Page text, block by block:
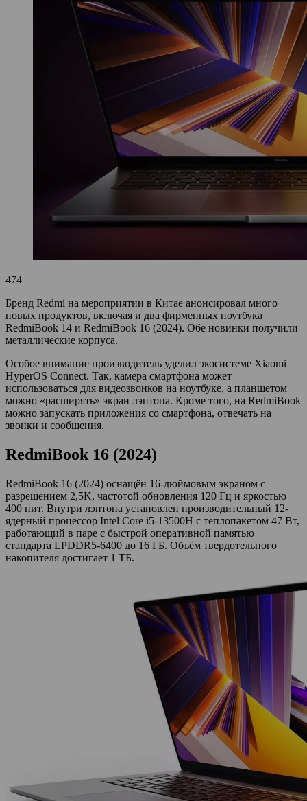
474
Бренд Redmi на мероприятии в Китае анонсировал много
новых продуктов, включая и два фирменных ноутбука
RedmiBook 14 и RedmiBook 16 (2024). Обе новинки получили
металлические корпуса.
Особое внимание производитель уделил экосистеме Xiaomi
HyperOS Connect. Так, камера смартфона может
использоваться для видеозвонков на ноутбуке, а планшетом
можно «расширять» экран лэптопа. Кроме того, на RedmiBook
можно запускать приложения со смартфона, отвечать на
звонки и сообщения.
RedmiBook 16 (2024)
RedmiBook 16 (2024) оснащён 16-дюймовым экраном с
разрешением 2,5K, частотой обновления 120 Гц и яркостью
400 нит. Внутри лэптопа установлен производительный 12-
ядерный процессор Intel Core i5-13500H с теплопакетом 47 Вт,
работающий в паре с быстрой оперативной памятью
стандарта LPDDR5-6400 до 16 ГБ. Объём твердотельного
накопителя достигает 1 ТБ.